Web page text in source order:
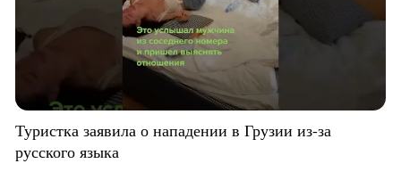
Туристка заявила о нападении в Грузии из-за
русского языка